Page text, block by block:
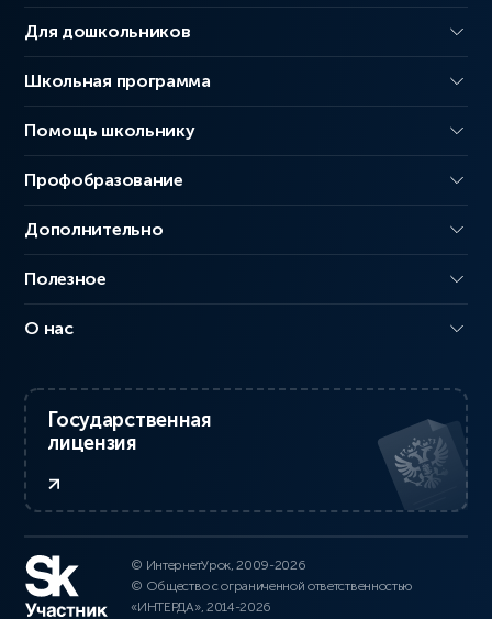
Для дошкольников
Школьная программа
Помощь школьнику
Профобразование
Дополнительно
Полезное
О нас
Государственная
лицензия
© ИнтернетУрок, 2009-2026
© Общество с ограниченной ответственностью
«ИНТЕРДА», 2014-2026